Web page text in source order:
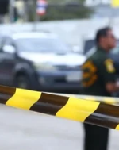
MỤC
tác với Việt Nam
và thịnh vượng